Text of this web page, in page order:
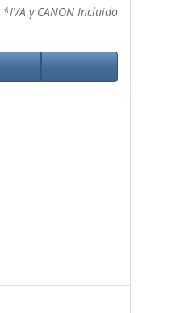
*IVA y CANON Incluido